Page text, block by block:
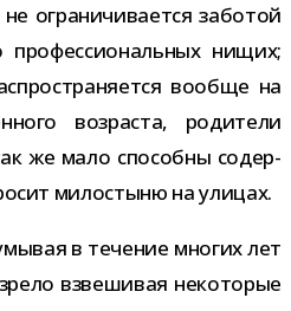
огра­ни­чи­ва­ется забо­той
нищих;
вообще на
воз­раста, роди­тели
же мало спо­собны содер­
мило­стыню на улицах.
в тече­ние мно­гих лет
взве­ши­вая неко­то­рые